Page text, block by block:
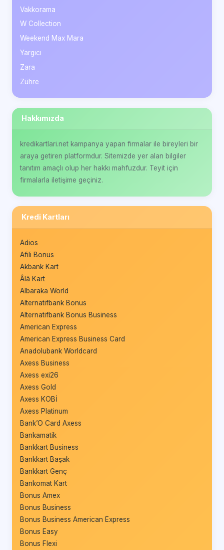
Vakkorama
W Collection
Weekend Max Mara
Yargıcı
Zara
Zühre
Hakkımızda
kredikartlari.net kampanya yapan firmalar ile bireyleri bir
araya getiren platformdur. Sitemizde yer alan bilgiler
tanıtım amaçlı olup her hakkı mahfuzdur. Teyit için
firmalarla iletişime geçiniz.
Kredi Kartları
Adios
Afili Bonus
Akbank Kart
Âlâ Kart
Albaraka World
Alternatifbank Bonus
Alternatifbank Bonus Business
American Express
American Express Business Card
Anadolubank Worldcard
Axess Business
Axess exi26
Axess Gold
Axess KOBİ
Axess Platinum
Bank’O Card Axess
Bankamatik
Bankkart Business
Bankkart Başak
Bankkart Genç
Bankomat Kart
Bonus Amex
Bonus Business
Bonus Business American Express
Bonus Easy
Bonus Flexi